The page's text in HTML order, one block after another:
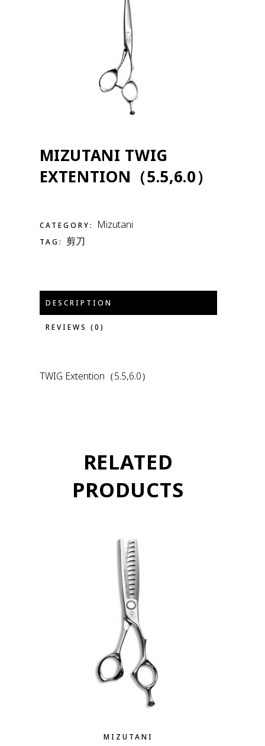
MIZUTANI TWIG
EXTENTION（5.5,6.0）
CATEGORY: Mizutani
TAG: 剪刀
DESCRIPTION
REVIEWS (0)
TWIG Extention（5.5,6.0）
RELATED
PRODUCTS
MIZUTANI